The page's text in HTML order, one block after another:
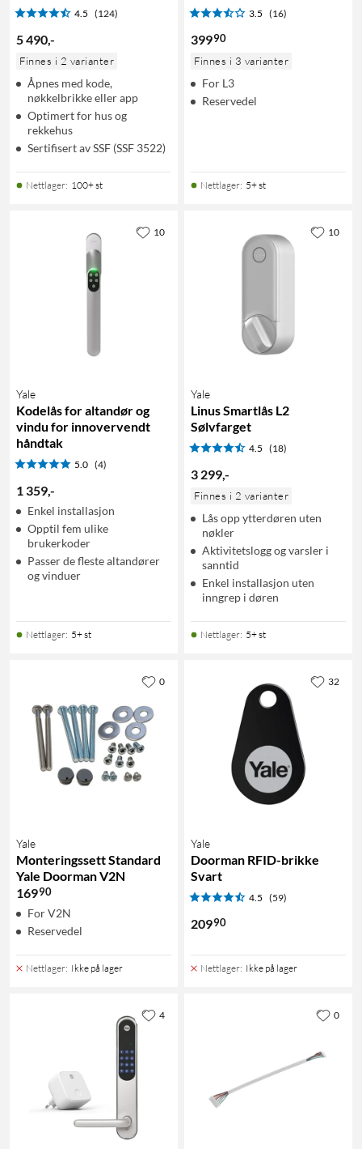
4.5 (124)
5 490,-
Finnes i 2 varianter
Åpnes med kode,
nøkkelbrikke eller app
Optimert for hus og
rekkehus
Sertifisert av SSF (SSF 3522)
Nettlager: 100+ st
3.5 (16)
39990
Finnes i 3 varianter
For L3
Reservedel
Nettlager: 5+ st
Yale
Kodelås for altandør og
vindu for innovervendt
håndtak
5.0 (4)
1 359,-
Enkel installasjon
Opptil fem ulike
brukerkoder
Passer de fleste altandører
og vinduer
Nettlager: 5+ st
10
Yale
Linus Smartlås L2
Sølvfarget
4.5 (18)
3 299,-
Finnes i 2 varianter
Lås opp ytterdøren uten
nøkler
Aktivitetslogg og varsler i
sanntid
Enkel installasjon uten
inngrep i døren
Nettlager: 5+ st
10
Yale
Monteringssett Standard
Yale Doorman V2N
16990
For V2N
Reservedel
Nettlager: Ikke på lager
0
Yale
Doorman RFID-brikke
Svart
4.5 (59)
20990
Nettlager: Ikke på lager
32
4 0